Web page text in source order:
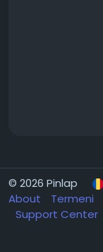
© 2026 Pinlap
About
Termeni
Support Center